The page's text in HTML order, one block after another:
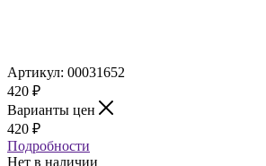
Артикул: 00031652
420 ₽
Варианты цен
420 ₽
Подробности
Нет в наличии